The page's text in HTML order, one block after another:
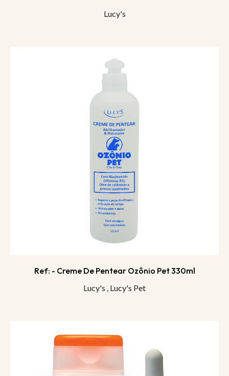
Lucy's
Ref: - Creme De Pentear Ozônio Pet 330ml
Lucy's , Lucy's Pet